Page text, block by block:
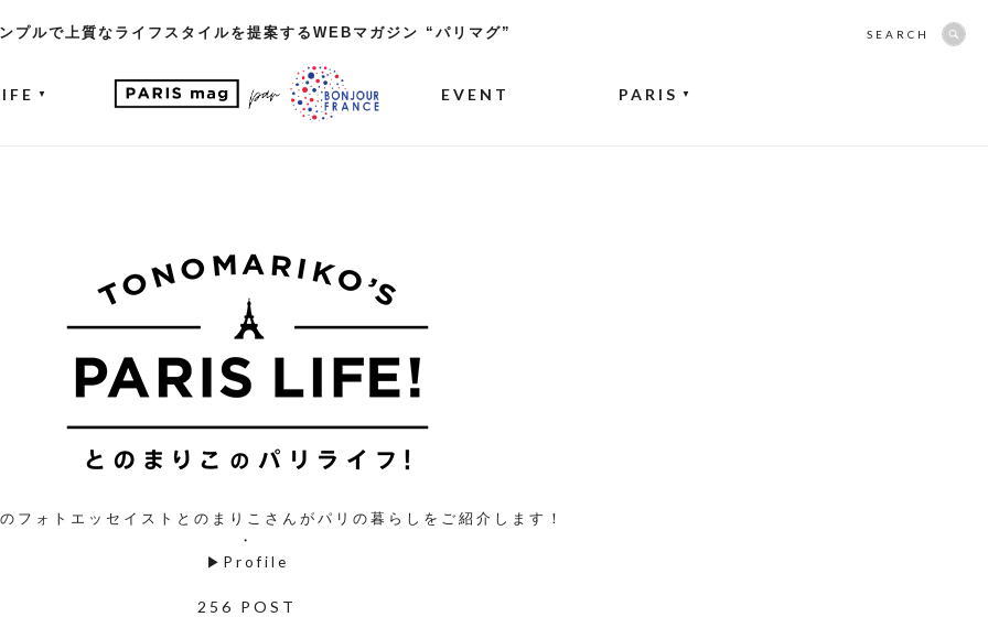
プルで上質なライフスタイルを提案するWEBマガジン “パリマグ”
▼ EVENT PARIS ▼
SEARCH
フォトエッセイストとのまりこさんがパリの暮らしをご紹介します！
・
▶ Profile
256 POST